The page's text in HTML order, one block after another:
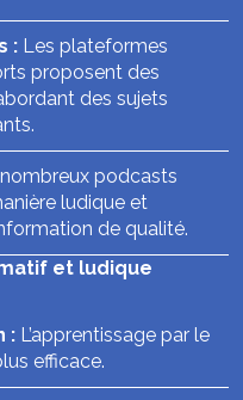
: Les plateformes
proposent des
des sujets
podcasts
ludique et
de qualité.
et ludique
: L’apprentissage par le
efficace.